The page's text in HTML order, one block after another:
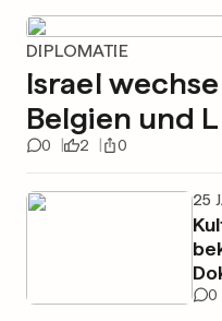
DIPLOMATIE
Israel
Belgien und
0 2 0
25
0